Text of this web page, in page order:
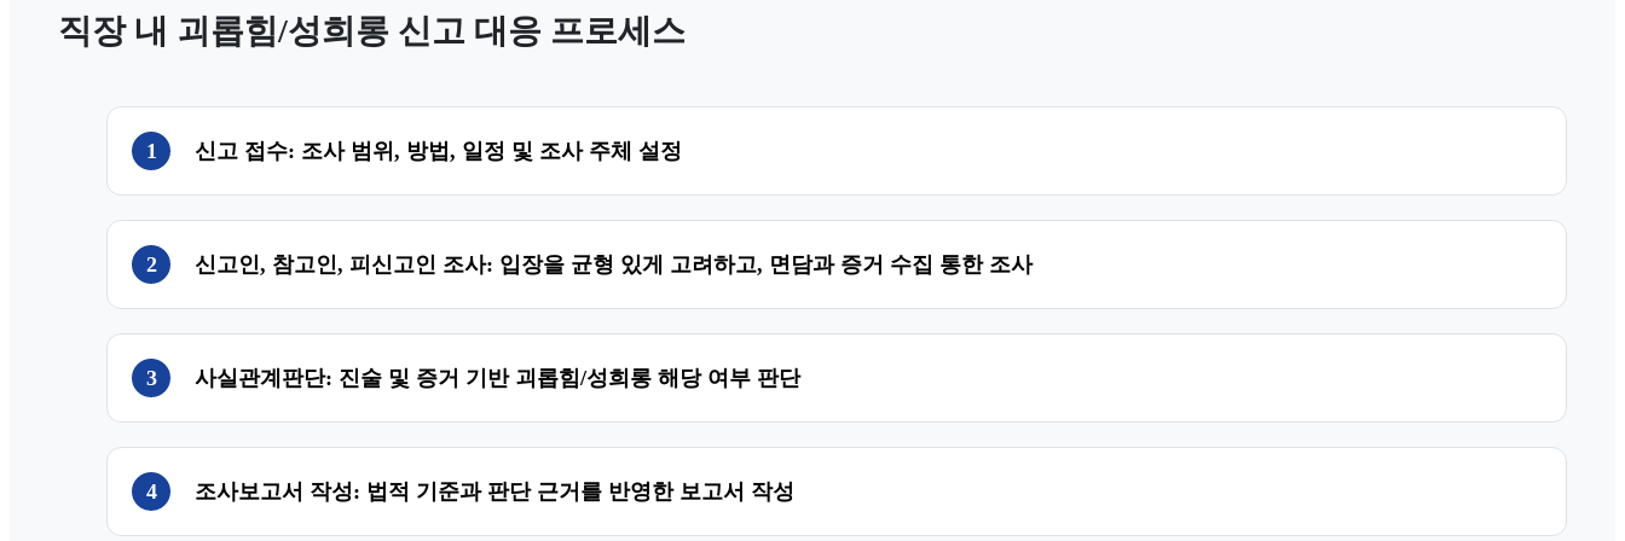
직장 내 괴롭힘/성희롱 신고 대응 프로세스
1 신고 접수: 조사 범위, 방법, 일정 및 조사 주체 설정
2 신고인, 참고인, 피신고인 조사: 입장을 균형 있게 고려하고, 면담과 증거 수집 통한 조사
3 사실관계판단: 진술 및 증거 기반 괴롭힘/성희롱 해당 여부 판단
4 조사보고서 작성: 법적 기준과 판단 근거를 반영한 보고서 작성